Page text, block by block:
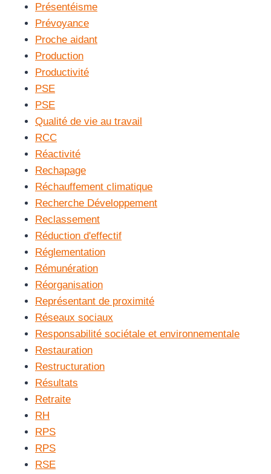
Présentéisme
Prévoyance
Proche aidant
Production
Productivité
PSE
PSE
Qualité de vie au travail
RCC
Réactivité
Rechapage
Réchauffement climatique
Recherche Développement
Reclassement
Réduction d'effectif
Réglementation
Rémunération
Réorganisation
Représentant de proximité
Réseaux sociaux
Responsabilité sociétale et environnementale
Restauration
Restructuration
Résultats
Retraite
RH
RPS
RPS
RSE